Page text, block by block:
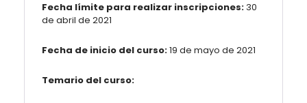
Fecha límite para realizar inscripciones: 30
de abril de 2021
Fecha de inicio del curso:19 de mayo de 2021
Temario del curso: